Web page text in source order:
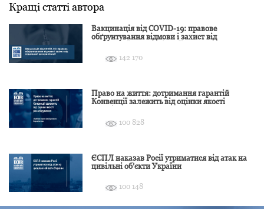
Кращі статті автора
Вакцинація від COVID-19: правове
обґрунтування відмови і захист від
142 170
Право на життя: дотримання гарантій
Конвенції залежить від оцінки якості
100 828
ЄСПЛ наказав Росії утриматися від атак на
цивільні об’єкти України
100 148